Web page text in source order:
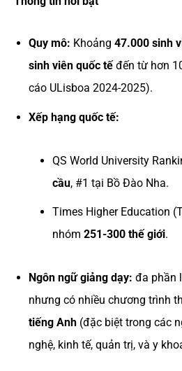
Quy mô: Khoảng 47.000 sinh
sinh viên quốc tếđến từ hơn
cáo ULisboa 2024-2025).
Xếp hạng quốc tế:
QS World University
cầu, #1 tại Bồ Đào Nha.
Times Higher Education
nhóm 251-300 thế giới.
Ngôn ngữ giảng dạy: đa phần
nhưng có nhiều chương trình
tiếng Anh(đặc biệt trong các
nghệ, kinh tế, quản trị, và y